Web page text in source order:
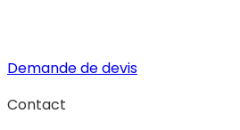
Demande de devis
Contact